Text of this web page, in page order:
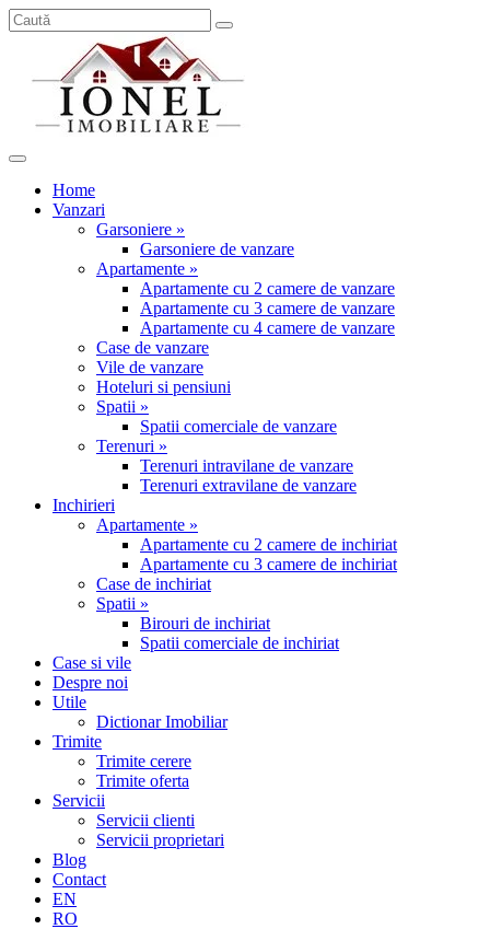
Home
Vanzari
Garsoniere »
Garsoniere de vanzare
Apartamente »
Apartamente cu 2 camere de vanzare
Apartamente cu 3 camere de vanzare
Apartamente cu 4 camere de vanzare
Case de vanzare
Vile de vanzare
Hoteluri si pensiuni
Spatii »
Spatii comerciale de vanzare
Terenuri »
Terenuri intravilane de vanzare
Terenuri extravilane de vanzare
Inchirieri
Apartamente »
Apartamente cu 2 camere de inchiriat
Apartamente cu 3 camere de inchiriat
Case de inchiriat
Spatii »
Birouri de inchiriat
Spatii comerciale de inchiriat
Case si vile
Despre noi
Utile
Dictionar Imobiliar
Trimite
Trimite cerere
Trimite oferta
Servicii
Servicii clienti
Servicii proprietari
Blog
Contact
EN
RO